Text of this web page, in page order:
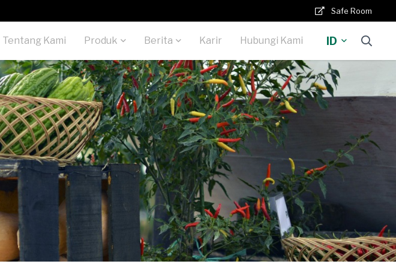
Safe Room
Tentang Kami Produk Berita Karir Hubungi Kami ID